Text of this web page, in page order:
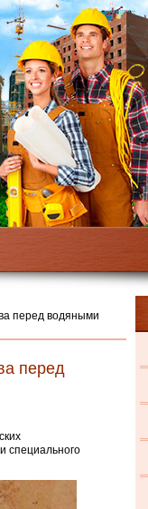
перед водяными
перед
специального